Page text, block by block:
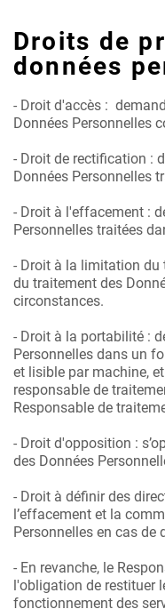
Droits de
données
- Droit d'accès :
Données Personnelles
- Droit de rectification :
Données Personnelles
- Droit à l'effacement :
Personnelles traitées
- Droit à la limitation du
du traitement des
circonstances.
- Droit à la portabilité :
Personnelles dans un
et lisible par machine,
responsable de
Responsable de
- Droit d'opposition :
des Données
- Droit à définir des
l’effacement et la
Personnelles en cas de
- En revanche, le
l'obligation de restituer
fonctionnement des